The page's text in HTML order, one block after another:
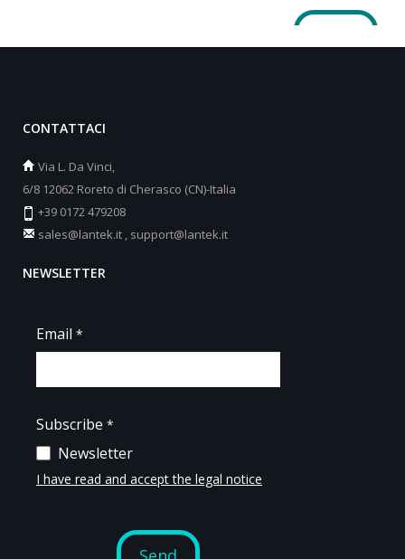
CONTATTACI
Via L. Da Vinci,
6/8 12062 Roreto di Cherasco (CN)-Italia
+39 0172 479208
sales@lantek.it , support@lantek.it
NEWSLETTER